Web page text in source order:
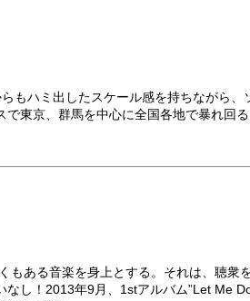
ハミ出したスケール感を持ちながら、
東京、群馬を中心に全国各地で暴れ回る
ある音楽を身上とする。それは、聴衆
し！2013年9月、1stアルバム”Let Me